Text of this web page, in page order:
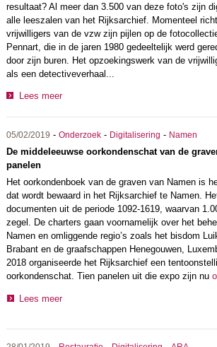
resultaat? Al meer dan 3.500 van deze foto's zijn
alle leeszalen van het Rijksarchief. Momenteel
vrijwilligers van de vzw zijn pijlen op de
Pennart, die in de jaren 1980 gedeeltelijk werd
door zijn buren. Het opzoekingswerk van de
als een detectiveverhaal...
Lees meer
05/02/2019 - Onderzoek- Digitalisering - Namen
De middeleeuwse oorkondenschat van de
panelen
Het oorkondenboek van de graven van Namen is
dat wordt bewaard in het Rijksarchief te Namen.
documenten uit de periode 1092-1619, waarvan
zegel. De charters gaan voornamelijk over het
Namen en omliggende regio’s zoals het bisdom
Brabant en de graafschappen Henegouwen,
2018 organiseerde het Rijksarchief een
oorkondenschat. Tien panelen uit die expo zijn nu
Lees meer